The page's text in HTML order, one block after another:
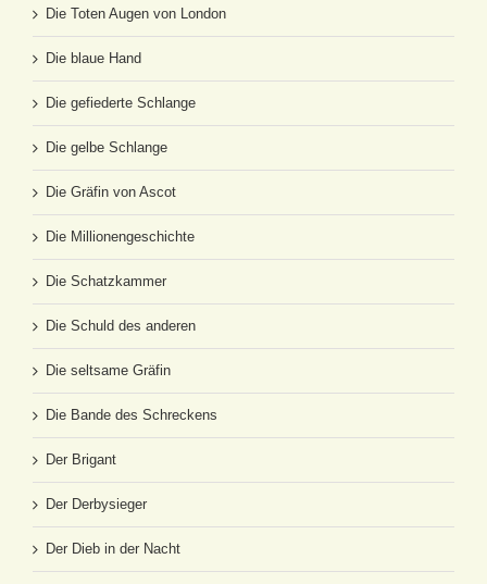
Die Toten Augen von London
Die blaue Hand
Die gefiederte Schlange
Die gelbe Schlange
Die Gräfin von Ascot
Die Millionengeschichte
Die Schatzkammer
Die Schuld des anderen
Die seltsame Gräfin
Die Bande des Schreckens
Der Brigant
Der Derbysieger
Der Dieb in der Nacht